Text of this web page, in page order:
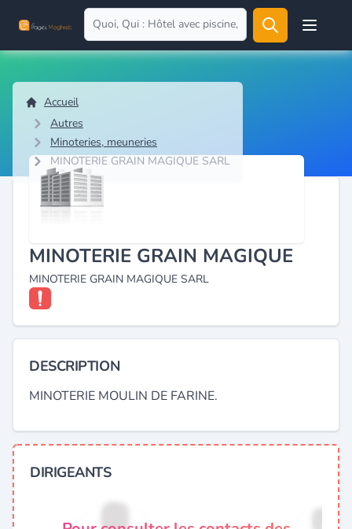
Open
Accueil
Autres
Minoteries, meuneries
MINOTERIE GRAIN MAGIQUE SARL
MINOTERIE GRAIN MAGIQUE
MINOTERIE GRAIN MAGIQUE SARL
DESCRIPTION
MINOTERIE MOULIN DE FARINE.
DIRIGEANTS